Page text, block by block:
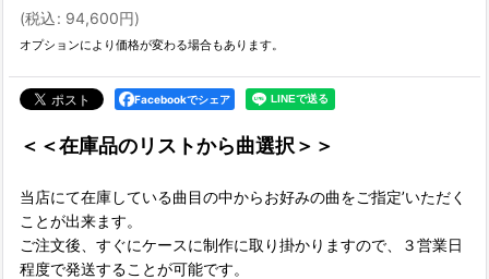
(税込: 94,600円)
オプションにより価格が変わる場合もあります。
Facebookでシェア
＜＜在庫品のリストから曲選択＞＞
当店にて在庫している曲目の中からお好みの曲をご指定’いただく
ことが出来ます。
ご注文後、すぐにケースに制作に取り掛かりますので、３営業日
程度で発送することが可能です。